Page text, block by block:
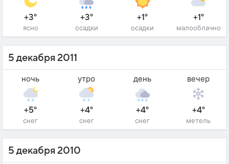
+3°
ясно
+3°
осадки
+1°
осадки
+1°
малооблачно
5 декабря 2011
ночь
+5°
снег
утро
+4°
снег
день
+4°
снег
вечер
+4°
метель
5 декабря 2010